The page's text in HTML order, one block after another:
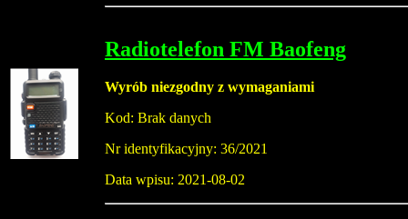
Radiotelefon FM Baofeng
Wyrób niezgodny z wymaganiami
Kod: Brak danych
Nr identyfikacyjny: 36/2021
Data wpisu: 2021-08-02